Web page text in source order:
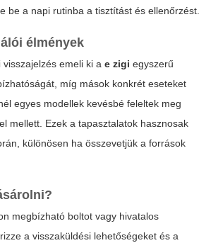
be a napi rutinba a tisztítást és ellenőrzést.
élmények
emeli ki a e zigi egyszerű
míg mások konkrét eseteket
egyes modellek kevésbé feleltek meg
mellett. Ezek a tapasztalatok hasznosak
különösen ha összevetjük a források
megbízható boltot vagy hivatalos
a visszaküldési lehetőségeket és a